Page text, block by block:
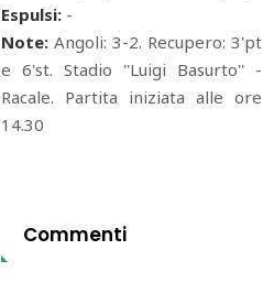
Espulsi: -
Note: Angoli: 3-2. Recupero: 3'pt
e 6'st. Stadio ''Luigi Basurto'' -
Racale. Partita iniziata alle ore
14.30
Commenti